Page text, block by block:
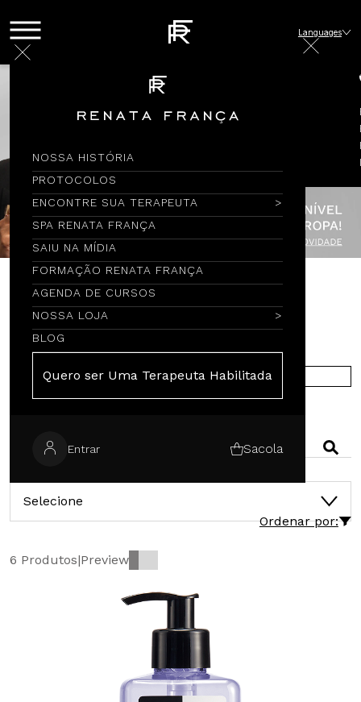
NOSSA HISTÓRIA
PROTOCOLOS
ENCONTRE SUA TERAPEUTA
SPA RENATA FRANÇA
SAIU NA MÍDIA
FORMAÇÃO RENATA FRANÇA
AGENDA DE CURSOS
NOSSA LOJA
BLOG
Quero ser Uma Terapeuta Habilitada
Entrar Sacola
Languages
Encontre por Nome
COMPRE NA EUROPA
Selecione
Ordenar por:
6 Produtos|Preview